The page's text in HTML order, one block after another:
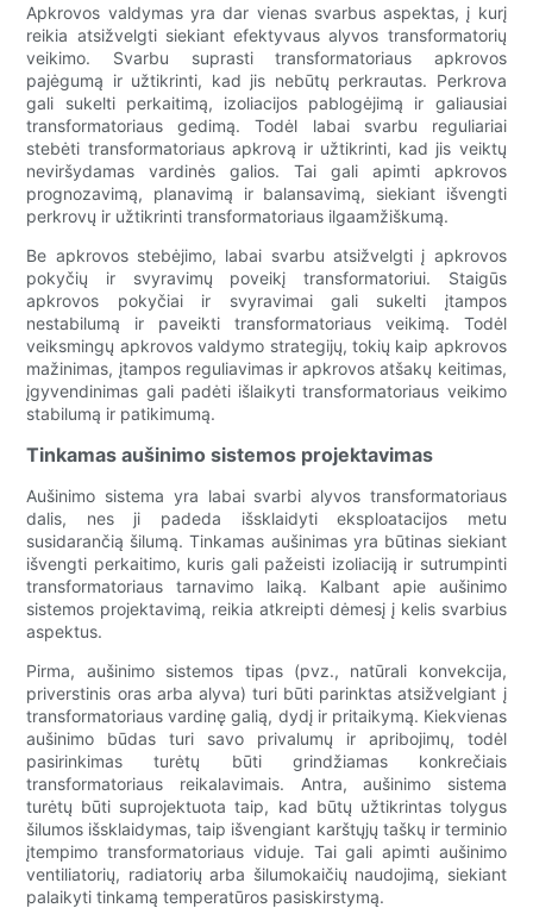
Apkrovos valdymas yra dar vienas svarbus aspektas, į kurį
reikia atsižvelgti siekiant efektyvaus alyvos transformatorių
veikimo. Svarbu suprasti transformatoriaus apkrovos
pajėgumą ir užtikrinti, kad jis nebūtų perkrautas. Perkrova
gali sukelti perkaitimą, izoliacijos pablogėjimą ir galiausiai
transformatoriaus gedimą. Todėl labai svarbu reguliariai
stebėti transformatoriaus apkrovą ir užtikrinti, kad jis veiktų
neviršydamas vardinės galios. Tai gali apimti apkrovos
prognozavimą, planavimą ir balansavimą, siekiant išvengti
perkrovų ir užtikrinti transformatoriaus ilgaamžiškumą.
Be apkrovos stebėjimo, labai svarbu atsižvelgti į apkrovos
pokyčių ir svyravimų poveikį transformatoriui. Staigūs
apkrovos pokyčiai ir svyravimai gali sukelti įtampos
nestabilumą ir paveikti transformatoriaus veikimą. Todėl
veiksmingų apkrovos valdymo strategijų, tokių kaip apkrovos
mažinimas, įtampos reguliavimas ir apkrovos atšakų keitimas,
įgyvendinimas gali padėti išlaikyti transformatoriaus veikimo
stabilumą ir patikimumą.
Tinkamas aušinimo sistemos projektavimas
Aušinimo sistema yra labai svarbi alyvos transformatoriaus
dalis, nes ji padeda išsklaidyti eksploatacijos metu
susidarančią šilumą. Tinkamas aušinimas yra būtinas siekiant
išvengti perkaitimo, kuris gali pažeisti izoliaciją ir sutrumpinti
transformatoriaus tarnavimo laiką. Kalbant apie aušinimo
sistemos projektavimą, reikia atkreipti dėmesį į kelis svarbius
aspektus.
Pirma, aušinimo sistemos tipas (pvz., natūrali konvekcija,
priverstinis oras arba alyva) turi būti parinktas atsižvelgiant į
transformatoriaus vardinę galią, dydį ir pritaikymą. Kiekvienas
aušinimo būdas turi savo privalumų ir apribojimų, todėl
pasirinkimas turėtų būti grindžiamas konkrečiais
transformatoriaus reikalavimais. Antra, aušinimo sistema
turėtų būti suprojektuota taip, kad būtų užtikrintas tolygus
šilumos išsklaidymas, taip išvengiant karštųjų taškų ir terminio
įtempimo transformatoriaus viduje. Tai gali apimti aušinimo
ventiliatorių, radiatorių arba šilumokaičių naudojimą, siekiant
palaikyti tinkamą temperatūros pasiskirstymą.